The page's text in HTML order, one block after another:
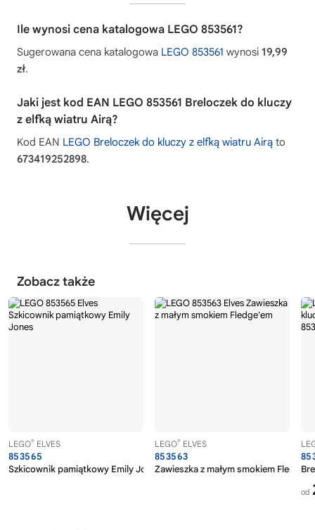
Ile wynosi cena katalogowa LEGO 853561?
Sugerowana cena katalogowa LEGO 853561 wynosi 19,99
zł.
Jaki jest kod EAN LEGO 853561 Breloczek do kluczy
z elfką wiatru Airą?
Kod EAN LEGO Breloczek do kluczy z elfką wiatru Airą to
673419252898.
Więcej
Zobacz także
LEGO® ELVES
853565
Szkicownik pamiątkowy Emily Jones
LEGO® ELVES
853563
Zawieszka z małym smokiem
od